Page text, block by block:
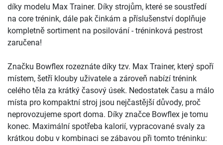
díky modelu Max Trainer. Díky strojům, které se soustředí
na core trénink, dále pak činkám a příslušenství doplňuje
kompletně sortiment na posilování - tréninková pestrost
zaručena!
Značku Bowflex rozeznáte díky tzv. Max Trainer, který spoří
místem, šetří klouby uživatele a zároveň nabízí trénink
celého těla za krátký časový úsek. Nedostatek času a málo
místa pro kompaktní stroj jsou nejčastější důvody, proč
neprovozujeme sport doma. Díky značce Bowflex je tomu
konec. Maximální spotřeba kalorií, vypracované svaly za
krátkou dobu v kombinaci se zábavou při tomto tréninku: